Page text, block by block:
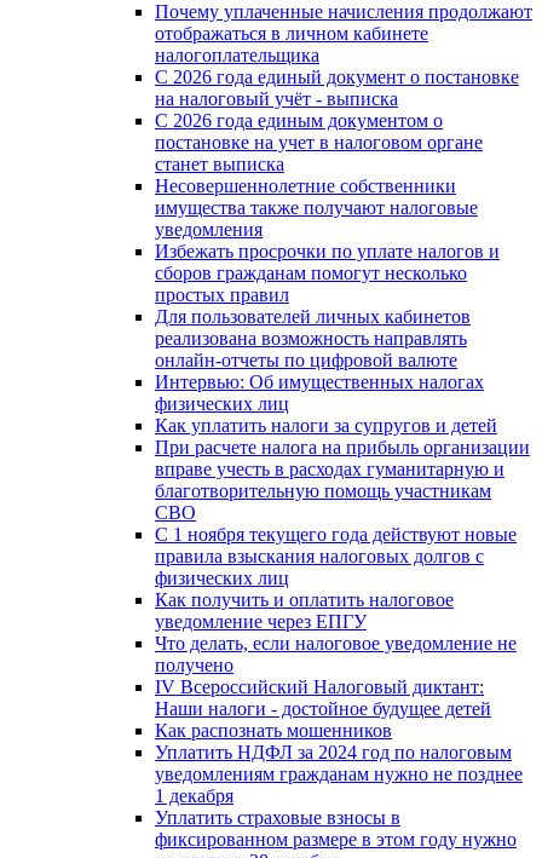
Почему уплаченные начисления продолжают
отображаться в личном кабинете
налогоплательщика
С 2026 года единый документ о постановке
на налоговый учёт - выписка
С 2026 года единым документом о
постановке на учет в налоговом органе
станет выписка
Несовершеннолетние собственники
имущества также получают налоговые
уведомления
Избежать просрочки по уплате налогов и
сборов гражданам помогут несколько
простых правил
Для пользователей личных кабинетов
реализована возможность направлять
онлайн-отчеты по цифровой валюте
Интервью: Об имущественных налогах
физических лиц
Как уплатить налоги за супругов и детей
При расчете налога на прибыль организации
вправе учесть в расходах гуманитарную и
благотворительную помощь участникам
СВО
С 1 ноября текущего года действуют новые
правила взыскания налоговых долгов с
физических лиц
Как получить и оплатить налоговое
уведомление через ЕПГУ
Что делать, если налоговое уведомление не
получено
IV Всероссийский Налоговый диктант:
Наши налоги - достойное будущее детей
Как распознать мошенников
Уплатить НДФЛ за 2024 год по налоговым
уведомлениям гражданам нужно не позднее
1 декабря
Уплатить страховые взносы в
фиксированном размере в этом году нужно